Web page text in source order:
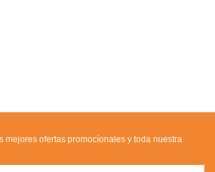
mejores ofertas promocíonales y toda nuestra